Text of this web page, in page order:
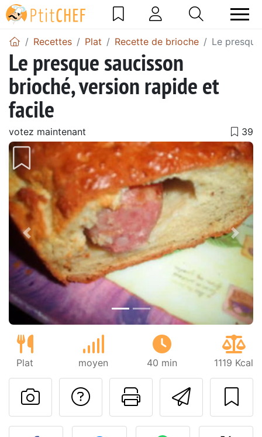
Recettes Plat Recette de brioche Le
Le presque saucisson
brioché, version rapide et
facile
votez maintenant
Précédent
Plat moyen 40 min 1119 Kcal
Imprimer
Poser une
Publier votre photo de